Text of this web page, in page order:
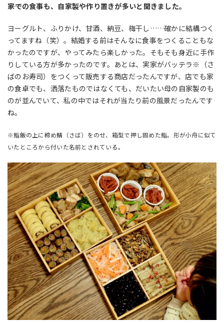
――家での食事も、自家製や作り置きが多いと聞きました。
ヨーグルト、ふりかけ、甘酒、納豆、梅干し……確かに結構つく
ってますね（笑）。結婚する前はそんなに食事をつくることもな
かったのですが、やってみたら楽しかった。そもそも身近に手作
りしている方が多かったのです。あとは、実家がバッテラ※（さ
ばのお寿司）をつくって販売する商店だったんですが、店でも家
の食卓でも、洒落たものではなくても、だいたい母の自家製のも
のが並んでいて、私の中ではそれが当たり前の風景だったんです
ね。
※鮨飯の上に締め鯖（さば）をのせ、箱型で押し固めた鮨。形が小舟に似て
いたところから付いた名前とされている。